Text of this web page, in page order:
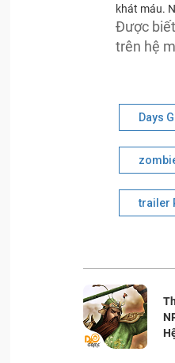
khát máu.
Được
trên hệ
Days
trailer